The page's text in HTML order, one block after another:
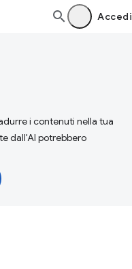
Accedi
i contenuti nella tua
dall'AI potrebbero